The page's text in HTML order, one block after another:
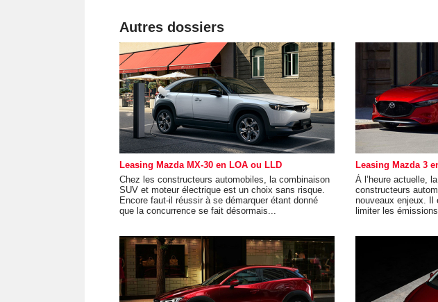
Autres dossiers
Leasing Mazda MX-30 en LOA ou LLD
Chez les constructeurs automobiles, la combinaison
SUV et moteur électrique est un choix sans risque.
Encore faut-il réussir à se démarquer étant donné
que la concurrence se fait désormais...
Leasing Mazda 3
À l’heure actuelle,
constructeurs
nouveaux enjeux. Il
limiter les